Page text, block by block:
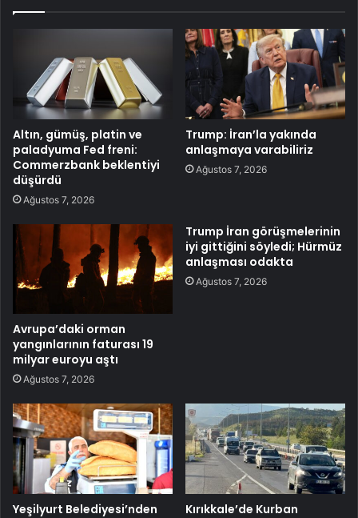
Altın, gümüş, platin ve
paladyuma Fed freni:
Commerzbank beklentiyi
düşürdü
Ağustos 7, 2026
Trump: İran’la yakında
anlaşmaya varabiliriz
Ağustos 7, 2026
Avrupa’daki orman
yangınlarının faturası 19
milyar euroyu aştı
Ağustos 7, 2026
Trump İran görüşmelerinin
iyi gittiğini söyledi; Hürmüz
anlaşması odakta
Ağustos 7, 2026
Yeşilyurt Belediyesi’nden
Kırıkkale’de Kurban